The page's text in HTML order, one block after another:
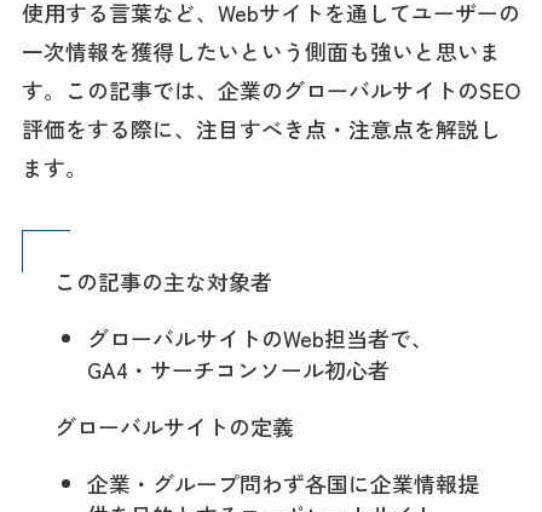
使用する言葉など、Webサイトを通してユーザーの
一次情報を獲得したいという側面も強いと思いま
す。この記事では、企業のグローバルサイトのSEO
評価をする際に、注目すべき点・注意点を解説し
ます。
この記事の主な対象者
グローバルサイトのWeb担当者で、
GA4・サーチコンソール初心者
グローバルサイトの定義
企業・グループ問わず各国に企業情報提